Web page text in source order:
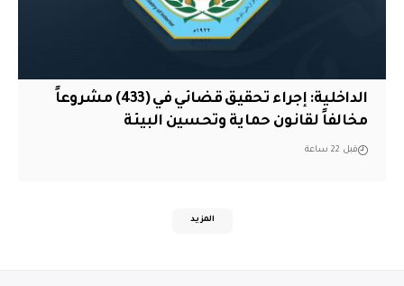
الداخلية: إجراء تحقيق قضائي في (433) مشروعاً
مخالفاً لقانون حماية وتحسين البيئة
قبل 22 ساعة
المزيد